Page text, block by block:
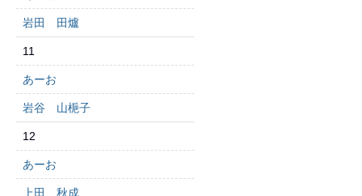
岩田 田爐
11
あーお
岩谷 山梔子
12
あーお
上田 秋成